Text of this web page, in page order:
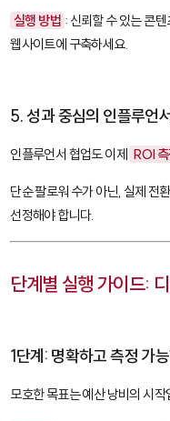
실행 방법 : 신뢰할 수 있는 콘
웹사이트에 구축하세요.
5. 성과 중심의 인플루언
인플루언서 협업도 이제 ROI
단순 팔로워 수가 아닌, 실제 전
선정해야 합니다.
단계별 실행 가이드:
1단계: 명확하고 측정 가
모호한 목표는 예산 낭비의 시작